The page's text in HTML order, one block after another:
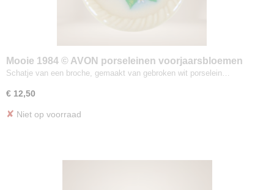
Mooie 1984 © AVON porseleinen voorjaarsbloemen
broche
Schatje van een broche, gemaakt van gebroken wit porselein…
€ 12,50
✘ Niet op voorraad